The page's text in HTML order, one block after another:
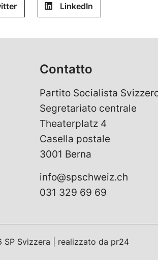
LinkedIn
Contatto
Partito Socialista
Segretariato centrale
Theaterplatz 4
Casella postale
3001 Berna
info@spschweiz.ch
031 329 69 69
SP Svizzera | realizzato da pr24